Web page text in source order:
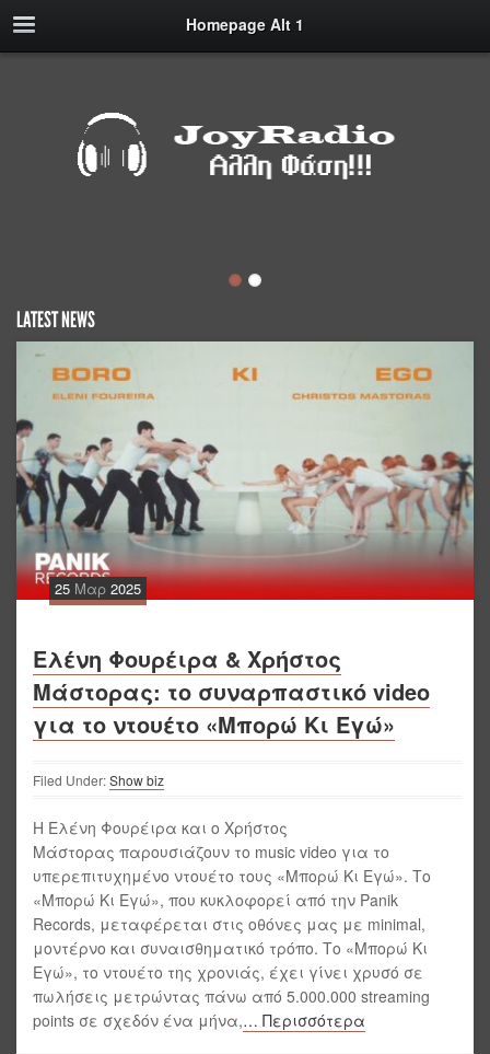
Homepage Alt 1
LATEST NEWS
25 Μαρ 2025
Ελένη Φουρέιρα & Χρήστος
Μάστορας: το συναρπαστικό video
για το ντουέτο «Μπορώ Κι Εγώ»
Filed Under:Show biz
Η Ελένη Φουρέιρα και ο Χρήστος
Μάστορας παρουσιάζουν το music video για το
υπερεπιτυχημένο ντουέτο τους «Μπορώ Κι Εγώ». Το
«Μπορώ Κι Εγώ», που κυκλοφορεί από την Panik
Records, μεταφέρεται στις οθόνες μας με minimal,
μοντέρνο και συναισθηματικό τρόπο. Το «Μπορώ Κι
Εγώ», το ντουέτο της χρονιάς, έχει γίνει χρυσό σε
πωλήσεις μετρώντας πάνω από 5.000.000 streaming
points σε σχεδόν ένα μήνα,… Περισσότερα